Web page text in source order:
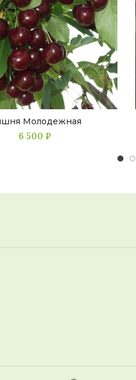
Молодежная
6 500₽